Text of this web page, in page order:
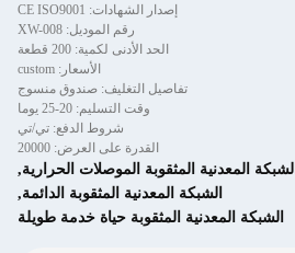
إصدار الشهادات: CE ISO9001
رقم الموديل: XW-008
الحد الأدنى لكمية: 200 قطعة
الأسعار: custom
تفاصيل التغليف: صندوق منسوج
وقت التسليم: 20-25 يوما
شروط الدفع: تي/تي
القدرة على العرض: 20000
الشبكة المعدنية المثقوبة الموصلات الحرارية,
الشبكة المعدنية المثقوبة الدائمة,
الشبكة المعدنية المثقوبة حياة خدمة طويلة